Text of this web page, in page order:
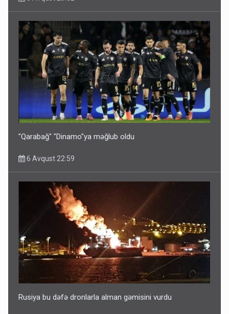
Bu ölkələrə şəxsiyyət vəsiqəsi ilə gedə biləcəksiniz -
SİYAHI
6 Avqust 10:53
Ərdoğana sui-qəsd planının iştirakçısı detalları açıqladı
"Qarabağ" "Dinamo"ya məğlub oldu
6 Avqust 22:59
Rusiya bu dəfə dronlarla alman gəmisini vurdu